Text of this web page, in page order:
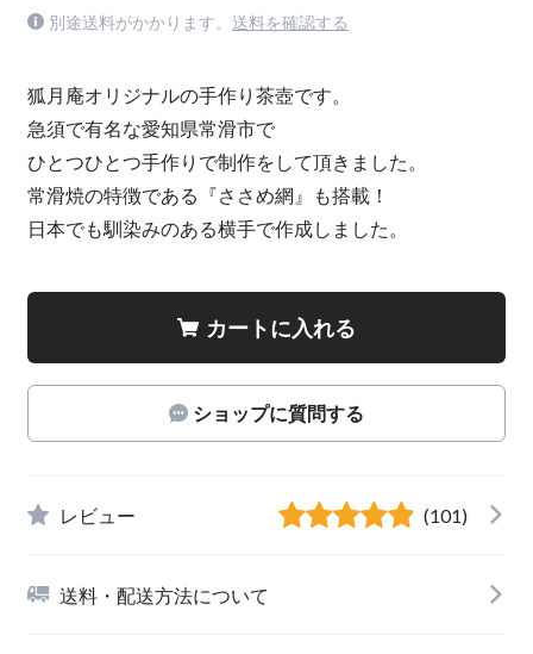
別途送料がかかります。 送料を確認する
狐月庵オリジナルの手作り茶壺です。
急須で有名な愛知県常滑市で
ひとつひとつ手作りで制作をして頂きました。
常滑焼の特徴である『ささめ網』も搭載！
日本でも馴染みのある横手で作成しました。
カートに入れる
ショップに質問する
レビュー (101)
送料・配送方法について